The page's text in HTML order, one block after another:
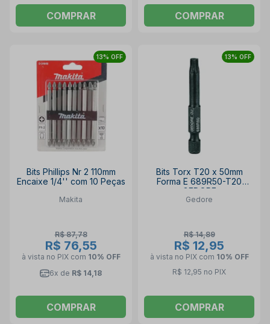
COMPRAR COMPRAR
13% OFF
Bits Phillips Nr 2 110mm
Encaixe 1/4'' com 10 Peças
Makita
R$ 87,78
R$ 76,55
à vista no PIX com 10% OFF
6x de R$ 14,18
COMPRAR
13% OFF
Bits Torx T20 x 50mm
Forma E 689R50-T20
GEDORE
Gedore
R$ 14,89
R$ 12,95
à vista no PIX com 10% OFF
R$ 12,95 no PIX
COMPRAR